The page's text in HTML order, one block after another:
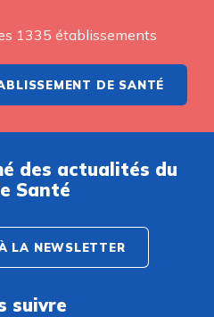
1335 établissements
DE SANTÉ
des actualités du
Santé
LA NEWSLETTER
suivre